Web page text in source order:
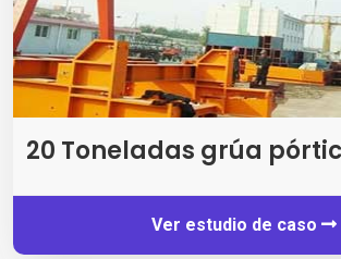
20 Toneladas grúa
Ver estudio de caso